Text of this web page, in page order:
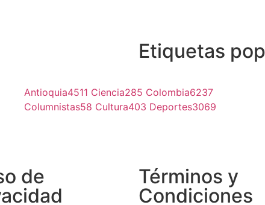
Etiquetas
Antioquia4511 Ciencia285 Colombia6237
Columnistas58 Cultura403 Deportes3069
de
Términos y
Condiciones